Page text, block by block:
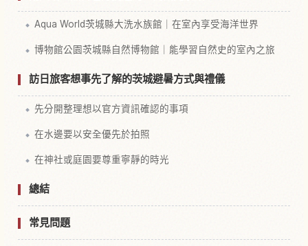
Aqua World茨城縣大洗水族館｜在室內享受海洋世界
博物館公園茨城縣自然博物館｜能學習自然史的室內之旅
訪日旅客想事先了解的茨城避暑方式與禮儀
先分開整理想以官方資訊確認的事項
在水邊要以安全優先於拍照
在神社或庭園要尊重寧靜的時光
總結
常見問題